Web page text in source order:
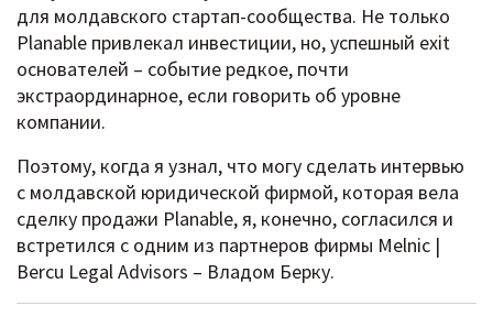
для молдавского стартап-сообщества. Не только
Planable привлекал инвестиции, но, успешный exit
основателей – событие редкое, почти
экстраординарное, если говорить об уровне
компании.
Поэтому, когда я узнал, что могу сделать интервью
с молдавской юридической фирмой, которая вела
сделку продажи Planable, я, конечно, согласился и
встретился с одним из партнеров фирмы Melnic |
Bercu Legal Advisors – Владом Берку.